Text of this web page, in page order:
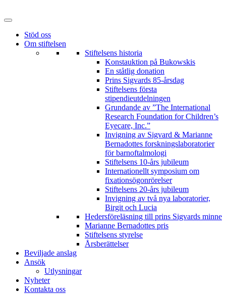
till
Stöd oss
Om stiftelsen
Stiftelsens historia
Konstauktion på Bukowskis
En ståtlig donation
Prins Sigvards 85-årsdag
Stiftelsens första
stipendieutdelningen
Grundande av ”The International
Research Foundation for Children’s
Eyecare, Inc.”
Invigning av Sigvard & Marianne
Bernadottes forskningslaboratorier
för barnoftalmologi
Stiftelsens 10-års jubileum
Internationellt symposium om
fixationsögonrörelser
Stiftelsens 20-års jubileum
Invigning av två nya laboratorier,
Birgit och Lucia
Hedersföreläsning till prins Sigvards minne
Marianne Bernadottes pris
Stiftelsens styrelse
Årsberättelser
Beviljade anslag
Ansök
Utlysningar
Nyheter
Kontakta oss